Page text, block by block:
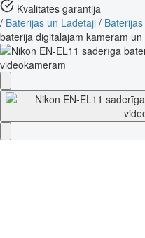
Kvalitātes garantija
/ Baterijas un Lādētāji /
baterija digitālajām kamerām